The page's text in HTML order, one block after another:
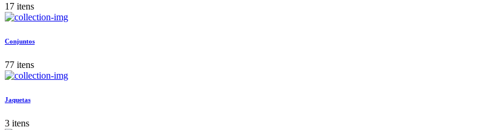
17 itens
Conjuntos
77 itens
Jaquetas
3 itens